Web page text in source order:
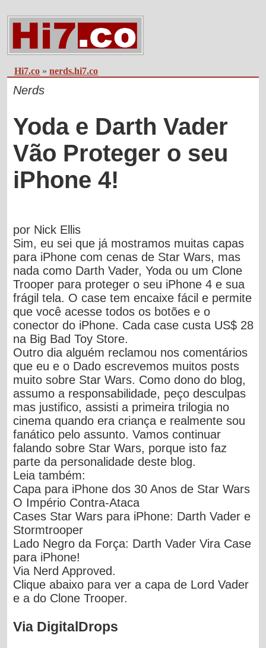
Hi7.co »nerds.hi7.co
Nerds
Yoda e Darth Vader
Vão Proteger o seu
iPhone 4!
por Nick Ellis
Sim, eu sei que já mostramos muitas capas
para iPhone com cenas de Star Wars, mas
nada como Darth Vader, Yoda ou um Clone
Trooper para proteger o seu iPhone 4 e sua
frágil tela. O case tem encaixe fácil e permite
que você acesse todos os botões e o
conector do iPhone. Cada case custa US$ 28
na Big Bad Toy Store.
Outro dia alguém reclamou nos comentários
que eu e o Dado escrevemos muitos posts
muito sobre Star Wars. Como dono do blog,
assumo a responsabilidade, peço desculpas
mas justifico, assisti a primeira trilogia no
cinema quando era criança e realmente sou
fanático pelo assunto. Vamos continuar
falando sobre Star Wars, porque isto faz
parte da personalidade deste blog.
Leia também:
Capa para iPhone dos 30 Anos de Star Wars
O Império Contra-Ataca
Cases Star Wars para iPhone: Darth Vader e
Stormtrooper
Lado Negro da Força: Darth Vader Vira Case
para iPhone!
Via Nerd Approved.
Clique abaixo para ver a capa de Lord Vader
e a do Clone Trooper.
Via DigitalDrops